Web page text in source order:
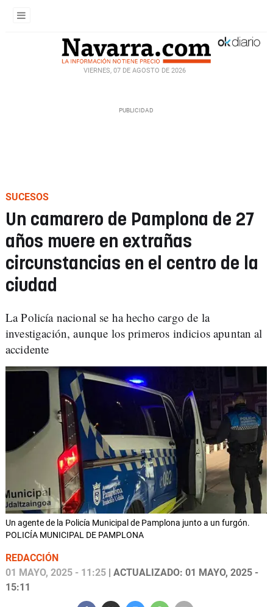
VIERNES, 07 DE AGOSTO DE 2026
SUCESOS
Un camarero de Pamplona de 27
años muere en extrañas
circunstancias en el centro de la
ciudad
La Policía nacional se ha hecho cargo de la
investigación, aunque los primeros indicios apuntan al
accidente
Un agente de la Policía Municipal de Pamplona junto a un furgón.
POLICÍA MUNICIPAL DE PAMPLONA
REDACCIÓN
01 MAYO, 2025 - 11:25 | ACTUALIZADO: 01 MAYO, 2025 -
15:11